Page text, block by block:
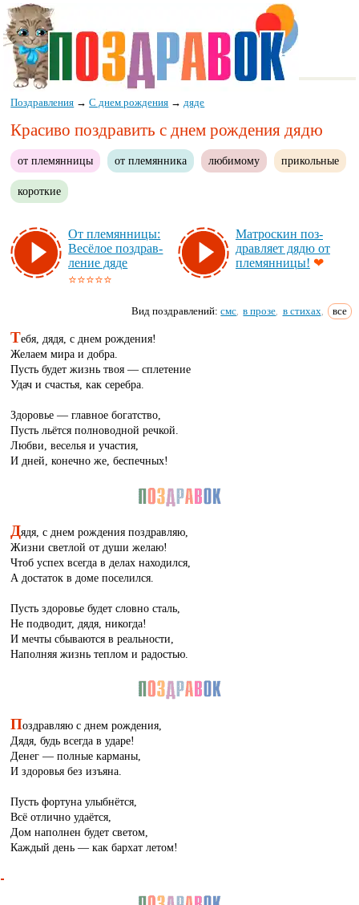
Поздравления →С днем рождения → дяде
Красиво поздравить с днем рождения дядю
от племянницы от племянника любимому прикольные
короткие
От пле­мян­ни­цы:
Ве­сё­лое поз­драв­
ле­ние дя­де
⭐⭐⭐⭐⭐
Мат­рос­кин поз­
драв­ля­ет дя­дю от
пле­мян­ни­цы! ❤
Вид поздравлений:смс, в прозе, в стихах, все
Тебя, дядя, с днем рождения!
Желаем мира и добра.
Пусть будет жизнь твоя — сплетение
Удач и счастья, как серебра.
Здоровье — главное богатство,
Пусть льётся полноводной речкой.
Любви, веселья и участия,
И дней, конечно же, беспечных!
Дядя, с днем рождения поздравляю,
Жизни светлой от души желаю!
Чтоб успех всегда в делах находился,
А достаток в доме поселился.
Пусть здоровье будет словно сталь,
Не подводит, дядя, никогда!
И мечты сбываются в реальности,
Наполняя жизнь теплом и радостью.
Поздравляю с днем рождения,
Дядя, будь всегда в ударе!
Денег — полные карманы,
И здоровья без изъяна.
Пусть фортуна улыбнётся,
Всё отлично удаётся,
Дом наполнен будет светом,
Каждый день — как бархат летом!